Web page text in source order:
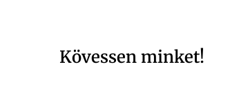
Kövessen minket!